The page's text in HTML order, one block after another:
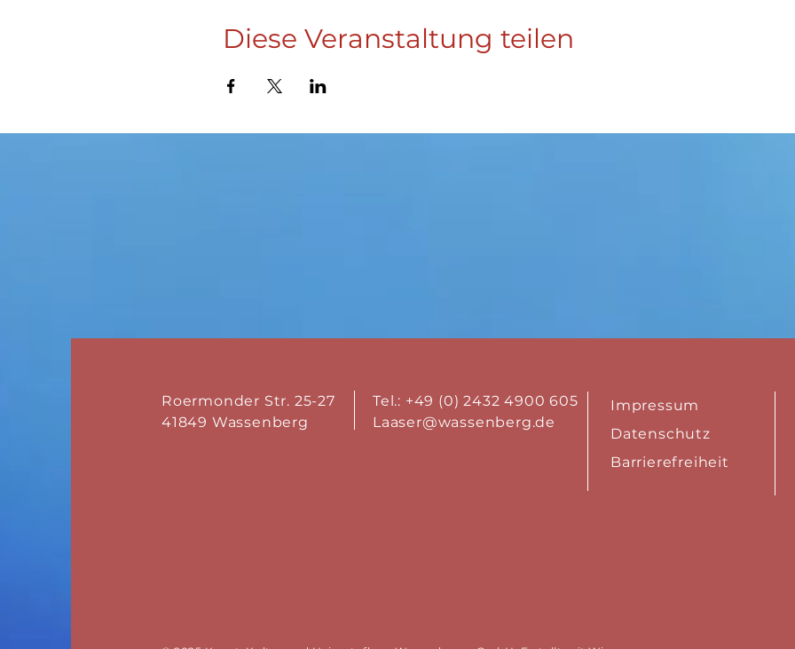
Diese Veranstaltung teilen
Roermonder Str. 25-27
41849 Wassenberg
Tel.: +49 (0) 2432 4900 605
Laaser@wassenberg.de
Impressum
Datenschutz
Barrierefreiheit